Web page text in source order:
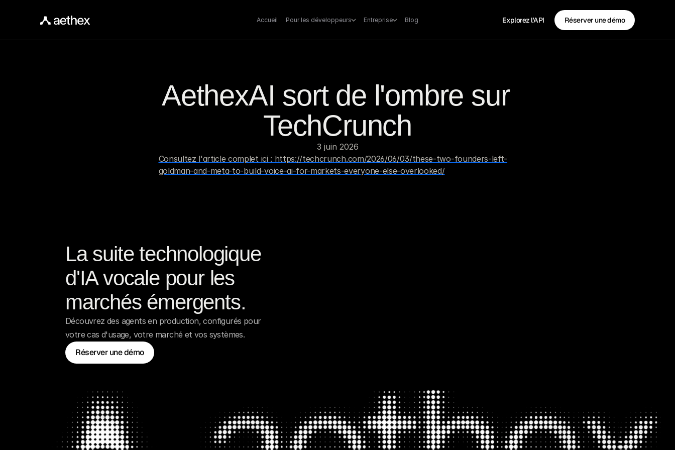
Accueil Pour les développeurs Entreprise Blog Explorez l'API Réserver une démo
AethexAI sort de l'ombre sur
TechCrunch
3 juin 2026
Consultez l'article complet ici : https://techcrunch.com/2026/06/03/these-two-founders-left-
goldman-and-meta-to-build-voice-ai-for-markets-everyone-else-overlooked/
La suite technologique
d'IA vocale pour les
marchés émergents.
Découvrez des agents en production, configurés pour
votre cas d'usage, votre marché et vos systèmes.
Réserver une démo